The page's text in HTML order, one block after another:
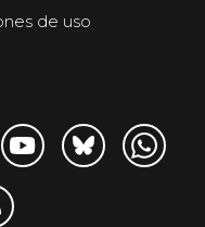
de uso